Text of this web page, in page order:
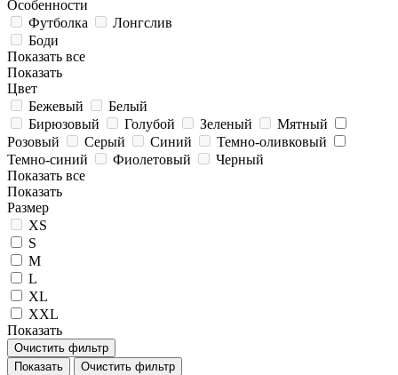
Особенности
Футболка
Лонгслив
Боди
Показать все
Показать
Цвет
Бежевый
Белый
Бирюзовый
Голубой Зеленый
Мятный
Розовый
Серый Синий
Темно-оливковый
Темно-синий
Фиолетовый
Черный
Показать все
Показать
Размер
XS
S
M
L
XL
XXL
Показать
Очистить фильтр
Показать
Очистить фильтр